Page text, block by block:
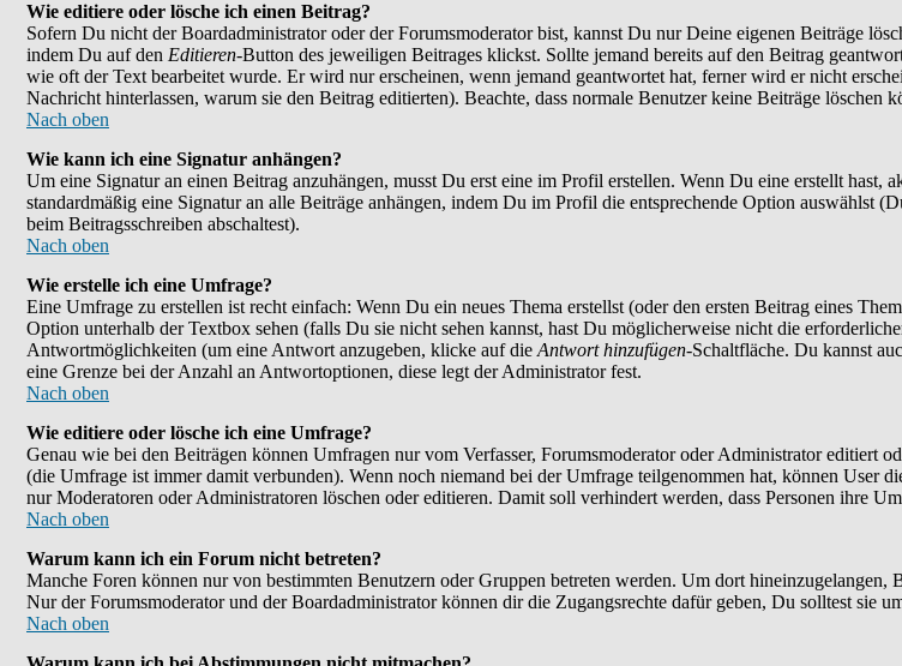
Wie editiere oder lösche ich einen Beitrag?
Sofern Du nicht der Boardadministrator oder der Forumsmoderator bist, kannst Du nur Deine eigenen Beiträge
indem Du auf den Editieren-Button des jeweiligen Beitrages klickst. Sollte jemand bereits auf den Beitrag
wie oft der Text bearbeitet wurde. Er wird nur erscheinen, wenn jemand geantwortet hat, ferner wird er nicht
Nachricht hinterlassen, warum sie den Beitrag editierten). Beachte, dass normale Benutzer keine Beiträge löschen
Nach oben
Wie kann ich eine Signatur anhängen?
Um eine Signatur an einen Beitrag anzuhängen, musst Du erst eine im Profil erstellen. Wenn Du eine erstellt hast,
standardmäßig eine Signatur an alle Beiträge anhängen, indem Du im Profil die entsprechende Option auswählst
beim Beitragsschreiben abschaltest).
Nach oben
Wie erstelle ich eine Umfrage?
Eine Umfrage zu erstellen ist recht einfach: Wenn Du ein neues Thema erstellst (oder den ersten Beitrag eines
Option unterhalb der Textbox sehen (falls Du sie nicht sehen kannst, hast Du möglicherweise nicht die
Antwortmöglichkeiten (um eine Antwort anzugeben, klicke auf die Antwort hinzufügen-Schaltfläche. Du kannst
eine Grenze bei der Anzahl an Antwortoptionen, diese legt der Administrator fest.
Nach oben
Wie editiere oder lösche ich eine Umfrage?
Genau wie bei den Beiträgen können Umfragen nur vom Verfasser, Forumsmoderator oder Administrator editiert
(die Umfrage ist immer damit verbunden). Wenn noch niemand bei der Umfrage teilgenommen hat, können User
nur Moderatoren oder Administratoren löschen oder editieren. Damit soll verhindert werden, dass Personen ihre
Nach oben
Warum kann ich ein Forum nicht betreten?
Manche Foren können nur von bestimmten Benutzern oder Gruppen betreten werden. Um dort
Nur der Forumsmoderator und der Boardadministrator können dir die Zugangsrechte dafür geben, Du solltest sie
Nach oben